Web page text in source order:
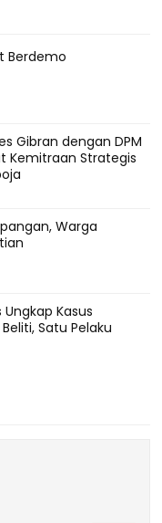
Berdemo
Gibran dengan DPM
Kemitraan Strategis
Warga
Ungkap Kasus
Satu Pelaku